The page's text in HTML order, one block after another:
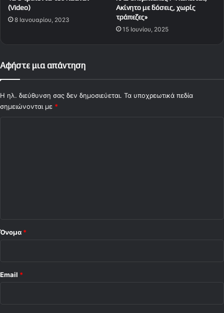
(Video)
8 Ιανουαρίου, 2023
Ακίνητο με δόσεις, χωρίς
τράπεζες»
15 Ιουνίου, 2025
Αφήστε μια απάντηση
Η ηλ. διεύθυνση σας δεν δημοσιεύεται. Τα υποχρεωτικά πεδία
σημειώνονται με *
Όνομα *
Email *